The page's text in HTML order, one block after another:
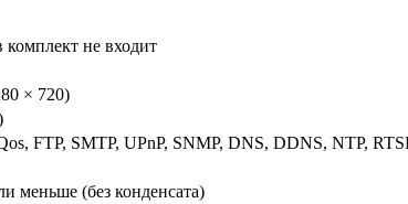
не входит
× 720)
FTP, SMTP, UPnP, SNMP, DNS, DDNS, NTP,
меньше (без конденсата)